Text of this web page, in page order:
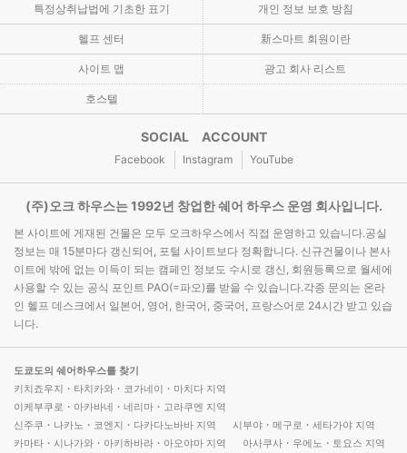
특정상취납법에 기초한 표기 개인 정보 보호 방침
헬프 센터 新스마트 회원이란
사이트 맵 광고 회사 리스트
호스텔
SOCIAL ACCOUNT
Facebook Instagram YouTube
(주)오크 하우스는 1992년 창업한 쉐어 하우스 운영 회사입니다.
본 사이트에 게재된 건물은 모두 오크하우스에서 직접 운영하고 있습니다.공실
정보는 매 15분마다 갱신되어, 포털 사이트보다 정확합니다. 신규건물이나 본사
이트에 밖에 없는 이득이 되는 캠페인 정보도 수시로 갱신, 회원등록으로 월세에
사용할 수 있는 공식 포인트 PAO(=파오)를 받을 수 있습니다.각종 문의는 온라
인 헬프 데스크에서 일본어, 영어, 한국어, 중국어, 프랑스어로 24시간 받고 있습
니다.
도쿄도의 쉐어하우스를 찾기
키치죠우지・타치카와・코가네이・마치다 지역
이케부쿠로・아카바네・네리마・고라쿠엔 지역
신주쿠・나카노・코엔지・다카다노바바 지역
시부야・메구로・세타가야 지역
카마타・시나가와・아키하바라・아오야마 지역
아사쿠사・우에노・토요스 지역